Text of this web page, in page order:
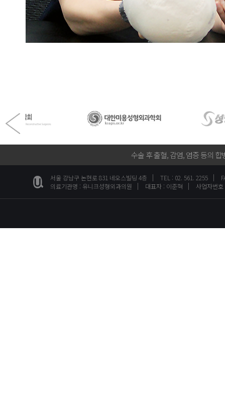
수술 후 출혈, 감염, 염증 등의
서울 강남구 논현로 831 네오스빌딩 4층 TEL : 02. 561. 2255
의료기관명 : 유니크성형외과의원
대표자 : 이준혁 사업자번